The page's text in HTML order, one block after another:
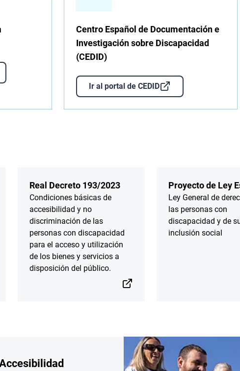
Centro Español de Documentación e
Investigación sobre Discapacidad
(CEDID)
Ir al portal de CEDID
Real Decreto 193/2023
Condiciones básicas de
accesibilidad y no
discriminación de las
personas con discapacidad
para el acceso y utilización
de los bienes y servicios a
disposición del público.
Proyecto de Ley
Ley General de
las personas con
discapacidad y de
inclusión social